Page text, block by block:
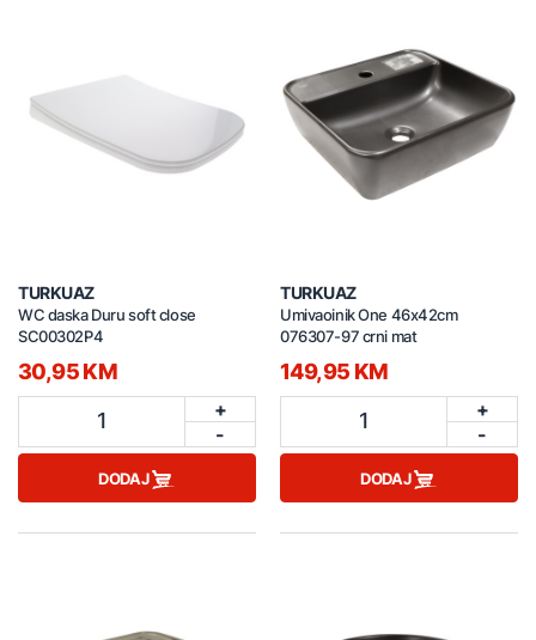
TURKUAZ
WC daska Duru soft close
SC00302P4
30,95 KM
1
+
-
DODAJ
TURKUAZ
Umivaoinik One 46x42cm
076307-97 crni mat
149,95 KM
1
+
-
DODAJ